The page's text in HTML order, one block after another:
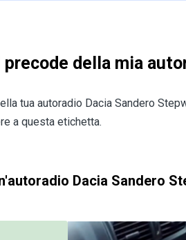
della mia
tua autoradio Dacia Sandero
a questa etichetta.
Dacia Sandero